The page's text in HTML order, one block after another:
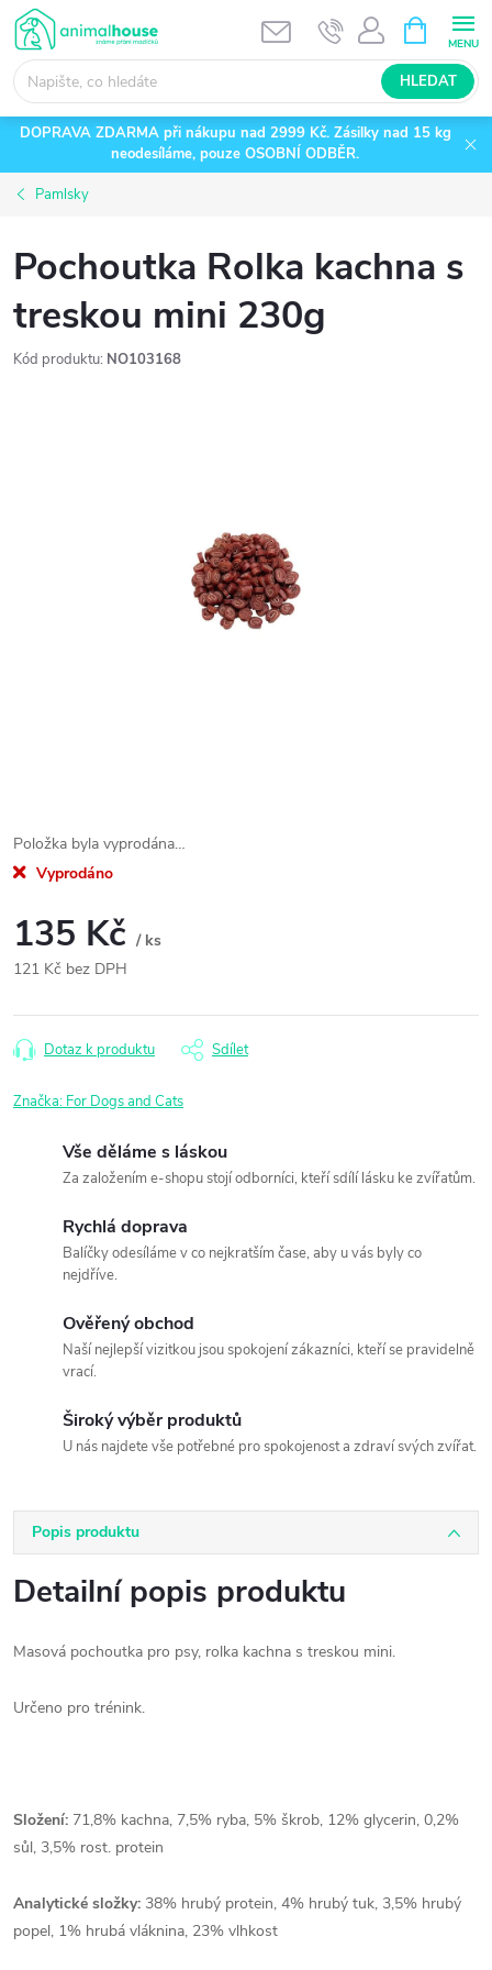
Přejít
na
obsah
HLEDAT
NÁKUPNÍ
KOŠÍK
DOPRAVA ZDARMA při nákupu nad 2999 Kč. Zásilky nad 15 kg
neodesíláme, pouze OSOBNÍ ODBĚR.
Pamlsky
Pochoutka Rolka kachna s
treskou mini 230g
Kód produktu: NO103168
Položka byla vyprodána…
Vyprodáno
135 Kč / ks
121 Kč bez DPH
cena:
Dotaz k produktu Sdílet
Značka: For Dogs and Cats
Vše děláme s láskou
Za založením e-shopu stojí odborníci, kteří sdílí lásku ke zvířatům.
Rychlá doprava
Balíčky odesíláme v co nejkratším čase, aby u vás byly co
nejdříve.
Ověřený obchod
Naší nejlepší vizitkou jsou spokojení zákazníci, kteří se pravidelně
vrací.
Široký výběr produktů
U nás najdete vše potřebné pro spokojenost a zdraví svých zvířat.
Popis produktu
Detailní popis produktu
Masová pochoutka pro psy, rolka kachna s treskou mini.
Určeno pro trénink.
Složení: 71,8% kachna, 7,5% ryba, 5% škrob, 12% glycerin, 0,2%
sůl, 3,5% rost. protein
Analytické složky: 38% hrubý protein, 4% hrubý tuk, 3,5% hrubý
popel, 1% hrubá vláknina, 23% vlhkost